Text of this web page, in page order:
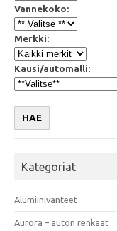
Vannekoko:
Merkki:
Kausi/automalli:
HAE
Kategoriat
Alumiinivanteet
Aurora – auton renkaat